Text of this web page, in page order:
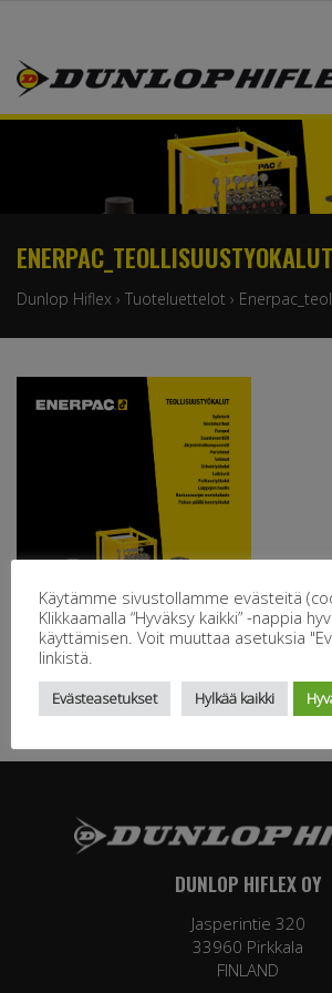
Dunlop Hiflex › Tuoteluettelot ›
DUNLOP HIFLEX OY
Jasperintie 320
33960 Pirkkala
FINLAND
Käytämme sivustollamme evästeitä
Klikkaamalla “Hyväksy kaikki” -nappia
käyttämisen. Voit muuttaa asetuksia
linkistä.
Evästeasetukset Hylkää kaikki